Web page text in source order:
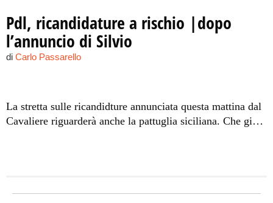
Pdl, ricandidature a rischio |dopo
l’annuncio di Silvio
di Carlo Passarello
La stretta sulle ricandidture annunciata questa mattina dal
Cavaliere riguarderà anche la pattuglia siciliana. Che già